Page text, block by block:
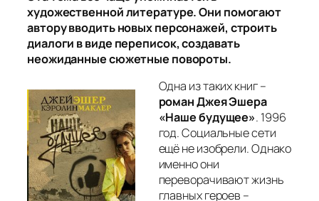
художественной литературе. Они помогают
автору вводить новых персонажей, строить
диалоги в виде переписок, создавать
неожиданные сюжетные повороты.
Одна из таких книг –
роман Джея Эшера
«Наше будущее». 1996
год. Социальные сети
ещё не изобрели. Однако
именно они
переворачивают жизнь
главных героев –